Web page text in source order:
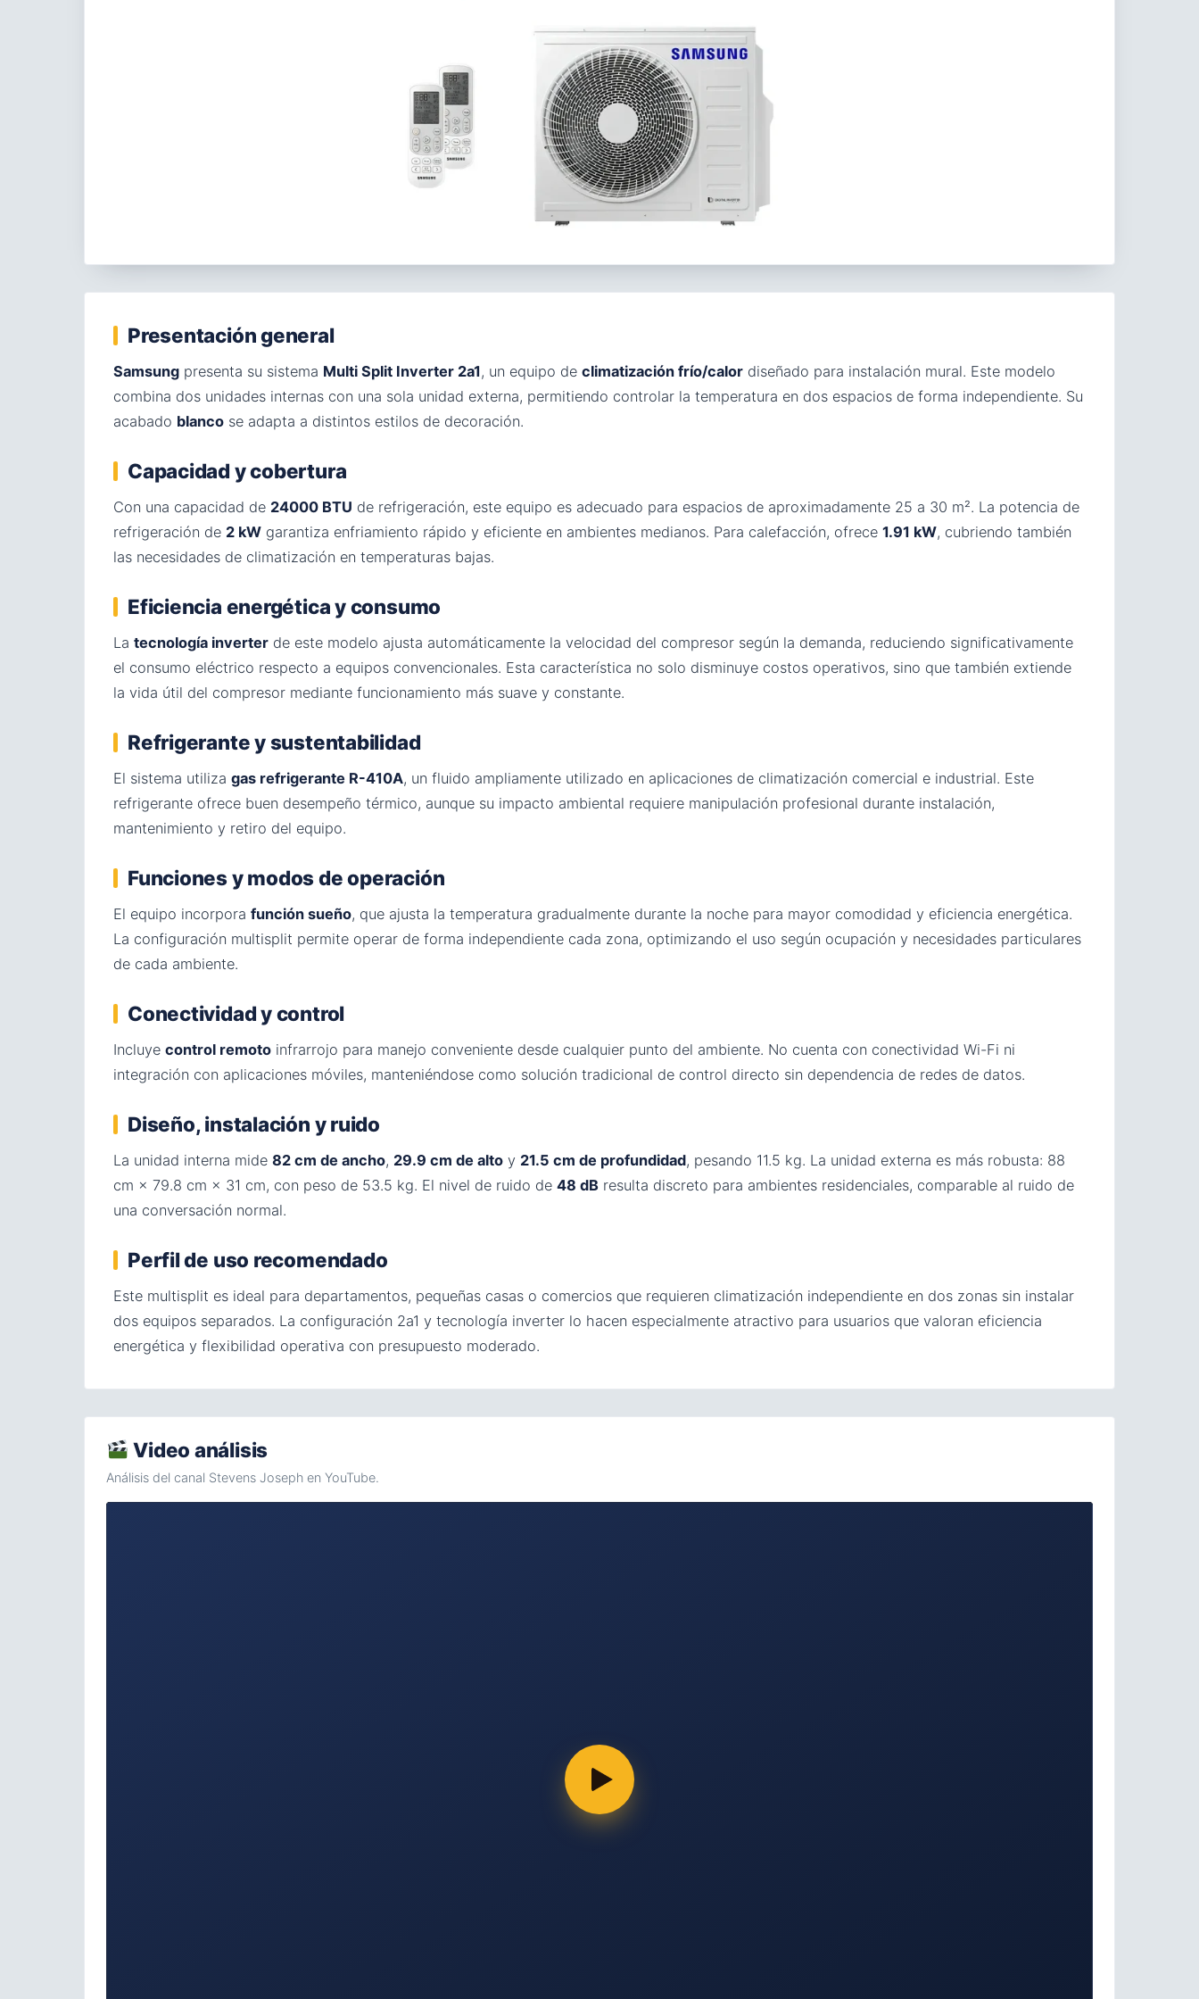
Presentación general
Samsung presenta su sistema Multi Split Inverter 2a1, un equipo de climatización frío/calor diseñado para instalación mural. Este modelo
combina dos unidades internas con una sola unidad externa, permitiendo controlar la temperatura en dos espacios de forma independiente. Su
acabado blanco se adapta a distintos estilos de decoración.
Capacidad y cobertura
Con una capacidad de 24000 BTU de refrigeración, este equipo es adecuado para espacios de aproximadamente 25 a 30 m². La potencia de
refrigeración de 2 kW garantiza enfriamiento rápido y eficiente en ambientes medianos. Para calefacción, ofrece 1.91 kW, cubriendo también
las necesidades de climatización en temperaturas bajas.
Eficiencia energética y consumo
La tecnología inverter de este modelo ajusta automáticamente la velocidad del compresor según la demanda, reduciendo significativamente
el consumo eléctrico respecto a equipos convencionales. Esta característica no solo disminuye costos operativos, sino que también extiende
la vida útil del compresor mediante funcionamiento más suave y constante.
Refrigerante y sustentabilidad
El sistema utiliza gas refrigerante R-410A, un fluido ampliamente utilizado en aplicaciones de climatización comercial e industrial. Este
refrigerante ofrece buen desempeño térmico, aunque su impacto ambiental requiere manipulación profesional durante instalación,
mantenimiento y retiro del equipo.
Funciones y modos de operación
El equipo incorpora función sueño, que ajusta la temperatura gradualmente durante la noche para mayor comodidad y eficiencia energética.
La configuración multisplit permite operar de forma independiente cada zona, optimizando el uso según ocupación y necesidades particulares
de cada ambiente.
Conectividad y control
Incluye control remoto infrarrojo para manejo conveniente desde cualquier punto del ambiente. No cuenta con conectividad Wi-Fi ni
integración con aplicaciones móviles, manteniéndose como solución tradicional de control directo sin dependencia de redes de datos.
Diseño, instalación y ruido
La unidad interna mide 82 cm de ancho, 29.9 cm de alto y 21.5 cm de profundidad, pesando 11.5 kg. La unidad externa es más robusta: 88
cm × 79.8 cm × 31 cm, con peso de 53.5 kg. El nivel de ruido de 48 dB resulta discreto para ambientes residenciales, comparable al ruido de
una conversación normal.
Perfil de uso recomendado
Este multisplit es ideal para departamentos, pequeñas casas o comercios que requieren climatización independiente en dos zonas sin instalar
dos equipos separados. La configuración 2a1 y tecnología inverter lo hacen especialmente atractivo para usuarios que valoran eficiencia
energética y flexibilidad operativa con presupuesto moderado.
Video análisis
Análisis del canal Stevens Joseph en YouTube.